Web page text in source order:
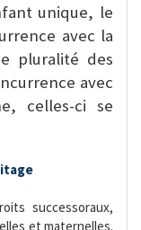
unique, le
avec la
pluralité des
avec
celles-ci se
successoraux,
et maternelles.